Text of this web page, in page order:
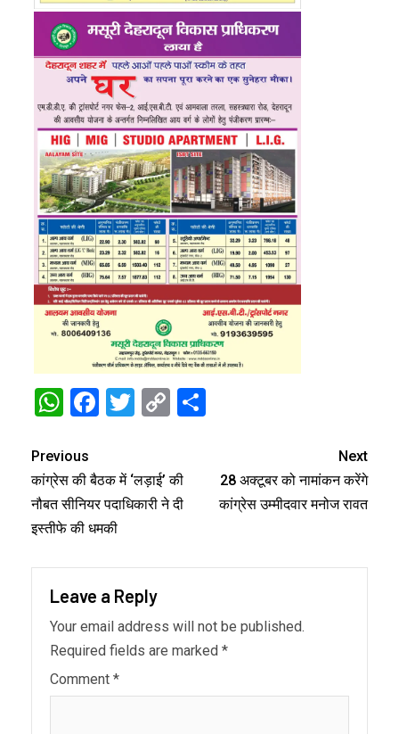
WhatsApp
Facebook
Twitter
Copy
Previous
कांग्रेस की बैठक में ‘लड़ाई’ की
नौबत सीनियर पदाधिकारी ने दी
इस्तीफे की धमकी
Next
28 अक्टूबर को नामांकन करेंगे
कांग्रेस उम्मीदवार मनोज रावत
Leave a Reply
Your email address will not be published.
Required fields are marked *
Comment *